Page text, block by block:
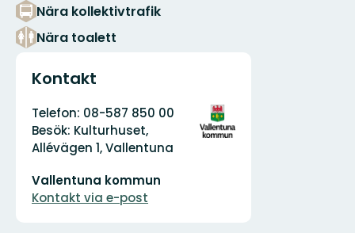
Nära kollektivtrafik
Nära toalett
Kontakt
Adress
Telefon: 08-587 850 00
Besök: Kulturhuset,
Allévägen 1, Vallentuna
postadress
Vallentuna kommun
Kontakt via e-post
Organisationens
logotyp